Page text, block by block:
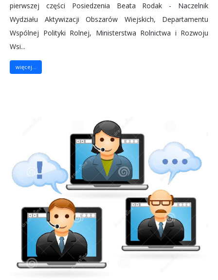
pierwszej części Posiedzenia Beata Rodak - Naczelnik
Wydziału Aktywizacji Obszarów Wiejskich, Departamentu
Wspólnej Polityki Rolnej, Ministerstwa Rolnictwa i Rozwoju
Wsi...
więcej...